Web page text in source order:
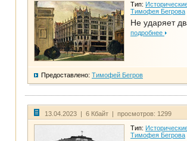
Тип:
Тимофея Бегрова
Не ударяет
подробнее
Предоставлено: Тимофей Бегров
13.04.2023 | 6 Кбайт | просмотров: 1299
Тип:
Тимофея Бегрова